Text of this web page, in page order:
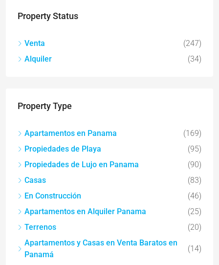
Property Status
Venta
(247)
Alquiler
(34)
Property Type
Apartamentos en Panama
(169)
Propiedades de Playa
(95)
Propiedades de Lujo en Panama
(90)
Casas
(83)
En Construcción
(46)
Apartamentos en Alquiler Panama
(25)
Terrenos
(20)
Apartamentos y Casas en Venta Baratos en
Panamá
(14)